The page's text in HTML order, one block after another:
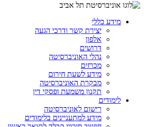
מידע כללי
יצירת קשר ודרכי הגעה
אלפון
דרושים
נהלי האוניברסיטה
מכרזים
מידע לשעת חירום
מבקרת האוניברסיטה
תקנון משמעת ופסקי דין
לימודים
רישום לאוניברסיטה
מידע למתעניינים בלימודים